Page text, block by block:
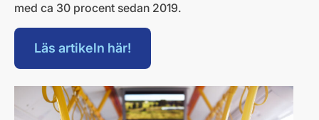
med ca 30 procent sedan 2019.
Läs artikeln här!